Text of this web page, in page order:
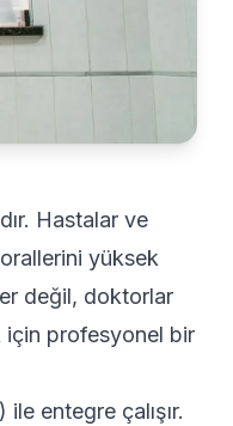
Hastalar ve
yüksek
değil, doktorlar
için profesyonel bir
entegre çalışır.